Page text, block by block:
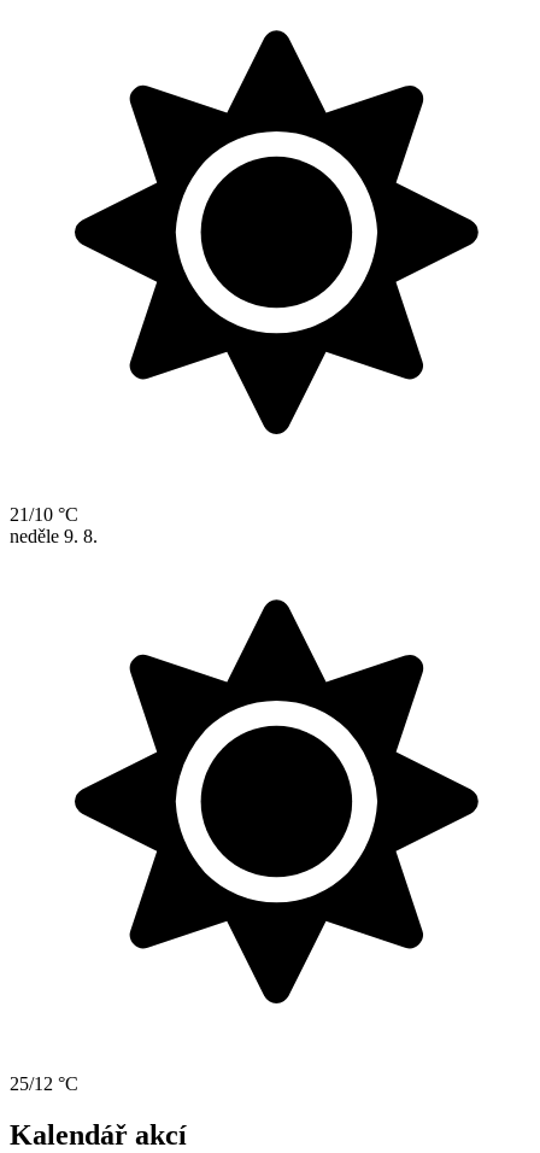
21/10 °C
neděle 9. 8.
25/12 °C
Kalendář akcí